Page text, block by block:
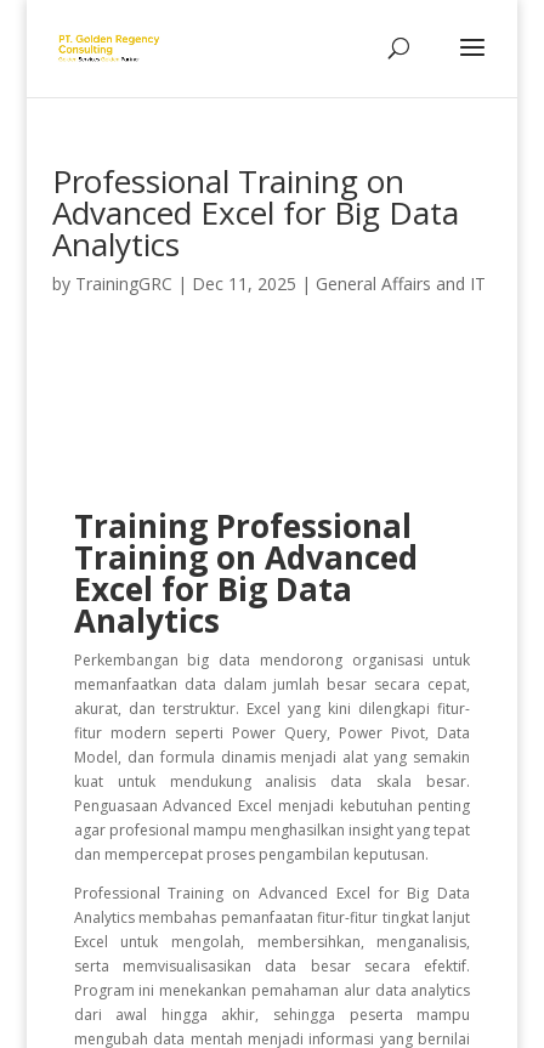
Professional Training on
Advanced Excel for Big Data
Analytics
by TrainingGRC | Dec 11, 2025 | General Affairs and IT
Training Professional
Training on Advanced
Excel for Big Data
Analytics
Perkembangan big data mendorong organisasi untuk
memanfaatkan data dalam jumlah besar secara cepat,
akurat, dan terstruktur. Excel yang kini dilengkapi fitur-
fitur modern seperti Power Query, Power Pivot, Data
Model, dan formula dinamis menjadi alat yang semakin
kuat untuk mendukung analisis data skala besar.
Penguasaan Advanced Excel menjadi kebutuhan penting
agar profesional mampu menghasilkan insight yang tepat
dan mempercepat proses pengambilan keputusan.
Professional Training on Advanced Excel for Big Data
Analytics membahas pemanfaatan fitur-fitur tingkat lanjut
Excel untuk mengolah, membersihkan, menganalisis,
serta memvisualisasikan data besar secara efektif.
Program ini menekankan pemahaman alur data analytics
dari awal hingga akhir, sehingga peserta mampu
mengubah data mentah menjadi informasi yang bernilai